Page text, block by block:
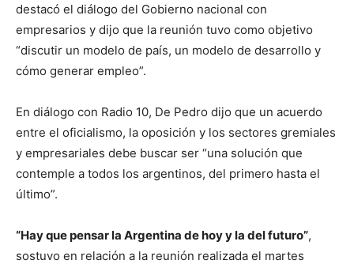
destacó el diálogo del Gobierno nacional con
empresarios y dijo que la reunión tuvo como objetivo
“discutir un modelo de país, un modelo de desarrollo y
cómo generar empleo”.
En diálogo con Radio 10, De Pedro dijo que un acuerdo
entre el oficialismo, la oposición y los sectores gremiales
y empresariales debe buscar ser “una solución que
contemple a todos los argentinos, del primero hasta el
último”.
“Hay que pensar la Argentina de hoy y la del futuro”,
sostuvo en relación a la reunión realizada el martes